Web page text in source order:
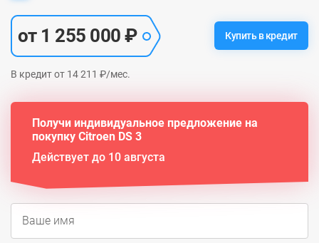
от 1 255 000 ₽ Купить в кредит
В кредит от 14 211 ₽/мес.
Получи индивидуальное предложение на
покупку Citroen DS 3
Действует до 10 августа